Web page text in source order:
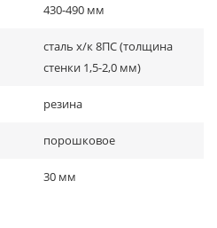
430-490 мм
сталь х/к 8ПС (толщина
стенки 1,5-2,0 мм)
резина
порошковое
30 мм